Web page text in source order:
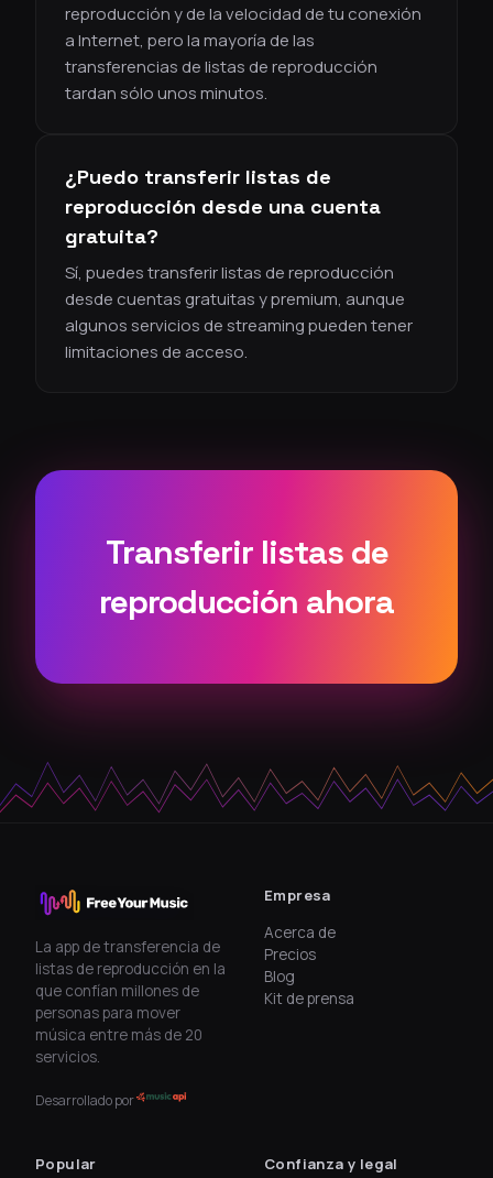
reproducción y de la velocidad de tu conexión
a Internet, pero la mayoría de las
transferencias de listas de reproducción
tardan sólo unos minutos.
¿Puedo transferir listas de
reproducción desde una cuenta
gratuita?
Sí, puedes transferir listas de reproducción
desde cuentas gratuitas y premium, aunque
algunos servicios de streaming pueden tener
limitaciones de acceso.
Transferir listas de
reproducción ahora
La app de transferencia de
listas de reproducción en la
que confían millones de
personas para mover
música entre más de 20
servicios.
Desarrollado por
Empresa
Acerca de
Precios
Blog
Kit de prensa
Popular Confianza y legal